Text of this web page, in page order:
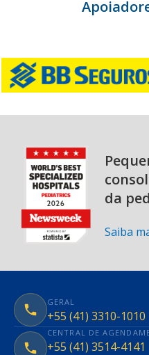
da
Saiba
GERAL
+55 (41) 3310-1010
CENTRAL DE
+55 (41) 3514-4141